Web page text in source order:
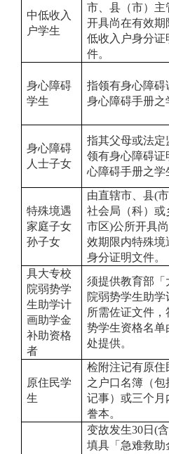
中低收入
户学生
市、县（市）主
开具尚在有效期
低收入户身分证
件。
身心障碍
学生
指领有身心障碍
身心障碍手册之
身心障碍
人士子女
指其父母或法定
领有身心障碍证
心障碍手册之学
特殊境遇
家庭子女
孙子女
由直辖市、县(
社会局（科）或
市区)公所开具
效期限内特殊境
身分证明文件。
具大专校
院弱势学
生助学计
画助学金
补助资格
者
须提供教育部「
院弱势学生助学
所需佐证文件，
势学生资格名单
处提供。
原住民学
生
检附注记有原住
之户口名簿（包
记事）或三个月
誊本。
变故发生30日(含
填具「急难救助